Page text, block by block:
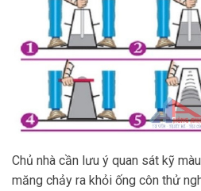
Chủ nhà cần lưu ý quan sát kỹ
măng chảy ra khỏi ống côn thử